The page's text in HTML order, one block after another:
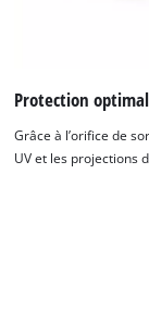
Protection
Grâce à l’orifice de
UV et les projections